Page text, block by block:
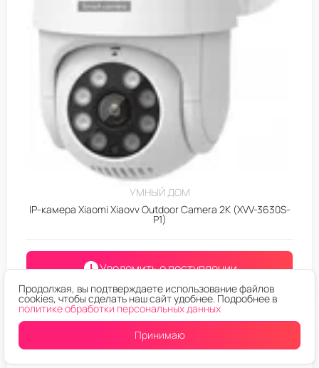
УМНЫЙ ДОМ
IP-камера Xiaomi Xiaovv Outdoor Camera 2K (XVV-3630S-
P1)
Уведомить о поступлении
Продолжая, вы подтверждаете использование файлов
cookies, чтобы сделать наш сайт удобнее. Подробнее в
политике обработки персональных данных
Принимаю